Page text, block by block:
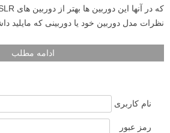
نظرات مدل دوربین خود یا دوربینی که مایلید
ادامه مطلب
نام کاربری
رمز عبور